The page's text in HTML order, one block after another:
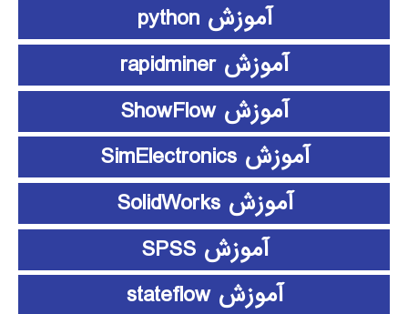
آموزش python
آموزش rapidminer
آموزش ShowFlow
آموزش SimElectronics
آموزش SolidWorks
آموزش SPSS
آموزش stateflow